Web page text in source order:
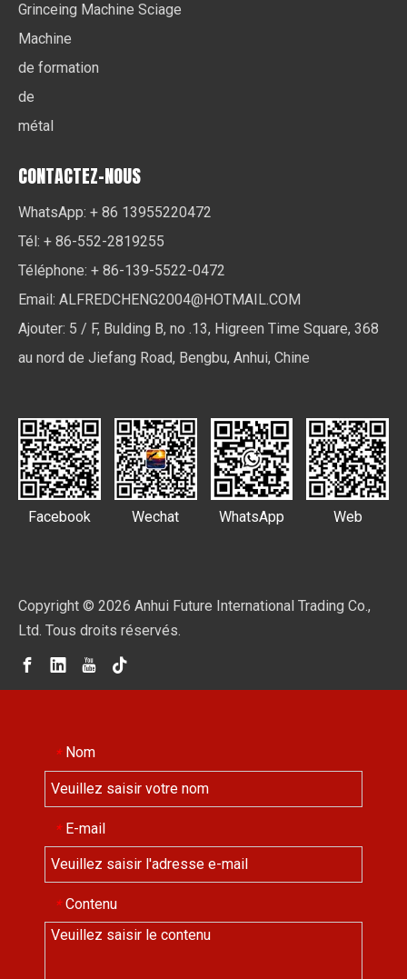
Grinceing Machine Sciage
Machine
de formation
de
métal
CONTACTEZ-NOUS
WhatsApp: + 86 13955220472
Tél: + 86-552-2819255
Téléphone: + 86-139-5522-0472
Email: ALFREDCHENG2004@HOTMAIL.COM
Ajouter: 5 / F, Bulding B, no .13, Higreen Time Square, 368
au nord de Jiefang Road, Bengbu, Anhui, Chine
Facebook Wechat WhatsApp Web
Copyright © 2026 Anhui Future International Trading Co.,
Ltd. Tous droits réservés.
* Nom
* E-mail
* Contenu